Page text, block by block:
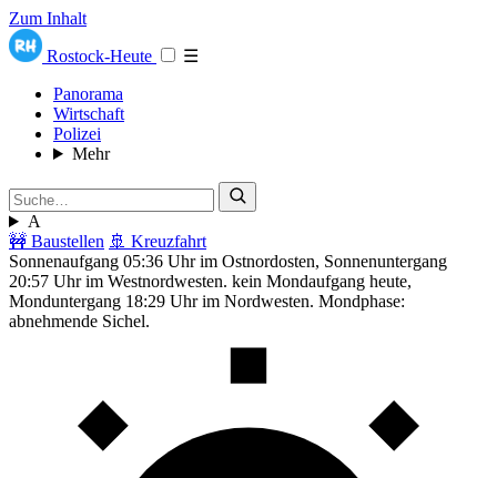
Zum Inhalt
Rostock-Heute
☰
Panorama
Wirtschaft
Polizei
Mehr
A
🚧 Baustellen 🚢 Kreuzfahrt
Sonnenaufgang 05:36 Uhr im Ostnordosten, Sonnenuntergang
20:57 Uhr im Westnordwesten. kein Mondaufgang heute,
Monduntergang 18:29 Uhr im Nordwesten. Mondphase:
abnehmende Sichel.